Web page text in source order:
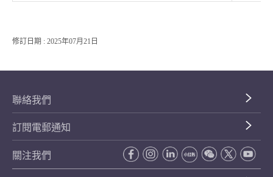
修訂日期 : 2025年07月21日
聯絡我們
訂閱電郵通知
關注我們